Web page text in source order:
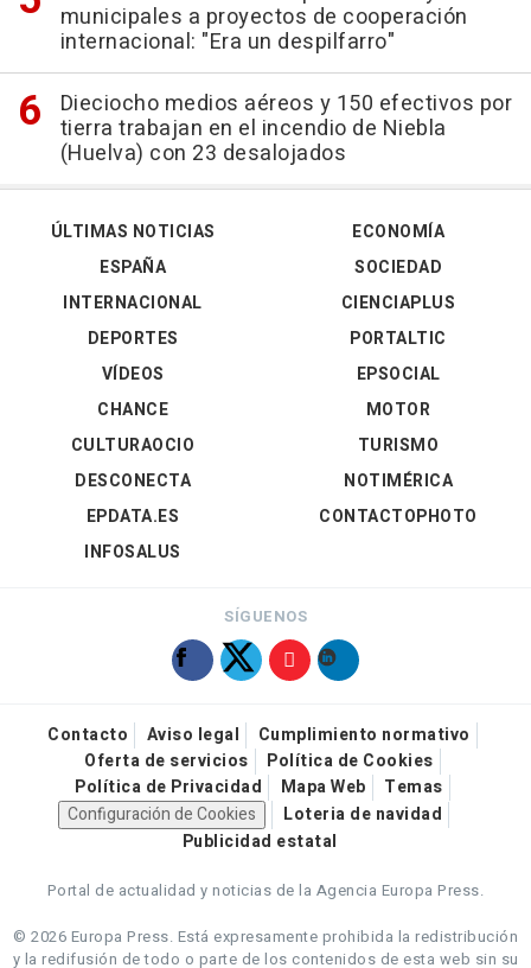
municipales a proyectos de cooperación
internacional: "Era un despilfarro"
Dieciocho medios aéreos y 150 efectivos por
tierra trabajan en el incendio de Niebla
(Huelva) con 23 desalojados
ÚLTIMAS NOTICIAS
ESPAÑA
INTERNACIONAL
DEPORTES
VÍDEOS
ECONOMÍA
SOCIEDAD
CIENCIAPLUS
PORTALTIC
EPSOCIAL
CHANCE
CULTURAOCIO
DESCONECTA
EPDATA.ES
INFOSALUS
MOTOR
TURISMO
NOTIMÉRICA
CONTACTOPHOTO
SÍGUENOS
Contacto Aviso legal
Cumplimiento normativo
Oferta de servicios
Política de Cookies
Política de Privacidad
Mapa Web
Temas
Configuración de Cookies
Loteria de navidad
Publicidad estatal
Portal de actualidad y noticias de la Agencia Europa Press.
© 2026 Europa Press. Está expresamente prohibida la redistribución
y la redifusión de todo o parte de los contenidos de esta web sin su